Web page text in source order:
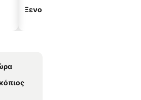
Ξενοδοχεία με σπα